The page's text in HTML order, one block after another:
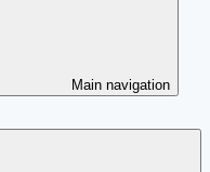
Main navigation